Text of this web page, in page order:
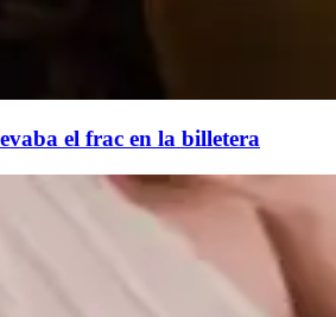
el frac en la billetera